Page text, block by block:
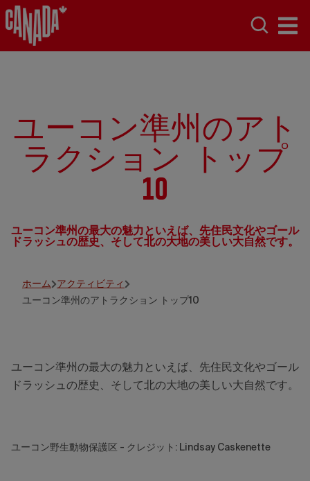
ユーコン準州のアト
ラクション トップ
10
ユーコン準州の最大の魅力といえば、先住民文化やゴール
ドラッシュの歴史、そして北の大地の美しい大自然です。
ホーム
アクティビティ
ユーコン準州のアトラクション トップ10
ユーコン準州の最大の魅力といえば、先住民文化やゴール
ドラッシュの歴史、そして北の大地の美しい大自然です。
ユーコン野生動物保護区 - クレジット: Lindsay Caskenette